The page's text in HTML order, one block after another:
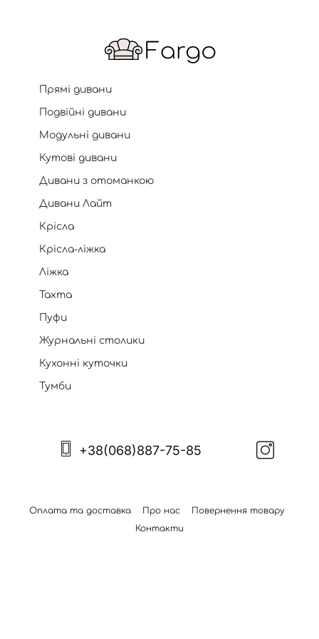
Прямі дивани
Подвійні дивани
Модульні дивани
Кутові дивани
Дивани з отоманкою
Дивани Лайт
Крісла
Крісла-ліжка
Ліжка
Тахта
Пуфи
Журнальні столики
Кухонні куточки
Тумби
+38(068)887-75-85
Оплата та доставка Про нас
Повернення товару
Контакти